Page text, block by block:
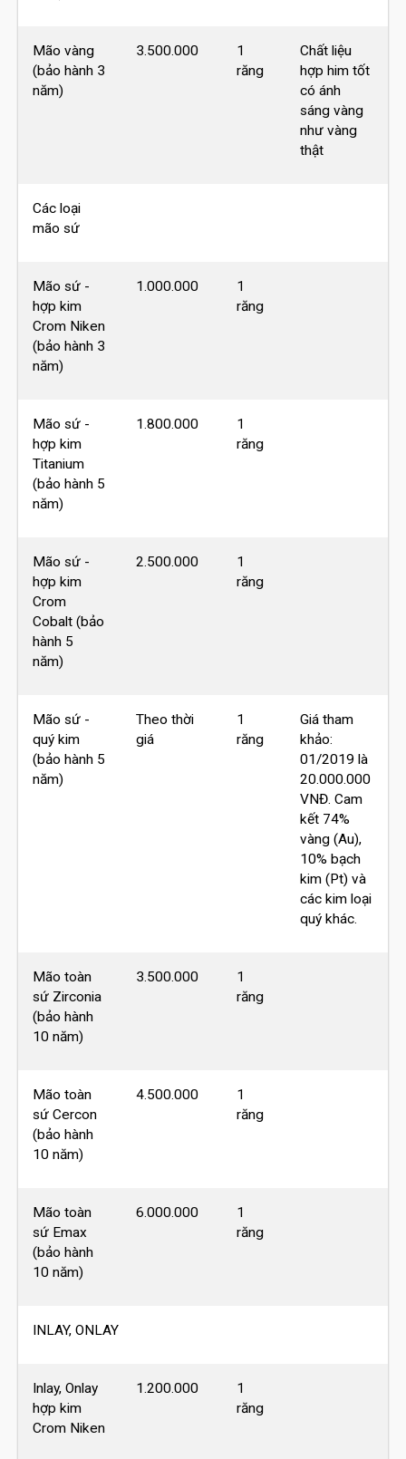
Mão vàng
(bảo hành 3
năm)
3.500.000
1
răng
Chất liệu
hợp him tốt
có ánh
sáng vàng
như vàng
thật
Các loại
mão sứ
Mão sứ -
hợp kim
Crom Niken
(bảo hành 3
năm)
1.000.000
1
răng
Mão sứ -
hợp kim
Titanium
(bảo hành 5
năm)
1.800.000
1
răng
Mão sứ -
hợp kim
Crom
Cobalt (bảo
hành 5
năm)
2.500.000
1
răng
Mão sứ -
quý kim
(bảo hành 5
năm)
Theo thời
giá
1
răng
Giá tham
khảo:
01/2019 là
20.000.000
VNĐ. Cam
kết 74%
vàng (Au),
10% bạch
kim (Pt) và
các kim loại
quý khác.
Mão toàn
sứ Zirconia
(bảo hành
10 năm)
3.500.000
1
răng
Mão toàn
sứ Cercon
(bảo hành
10 năm)
4.500.000
1
răng
Mão toàn
sứ Emax
(bảo hành
10 năm)
6.000.000
1
răng
INLAY, ONLAY
Inlay, Onlay
hợp kim
Crom Niken
1.200.000
1
răng